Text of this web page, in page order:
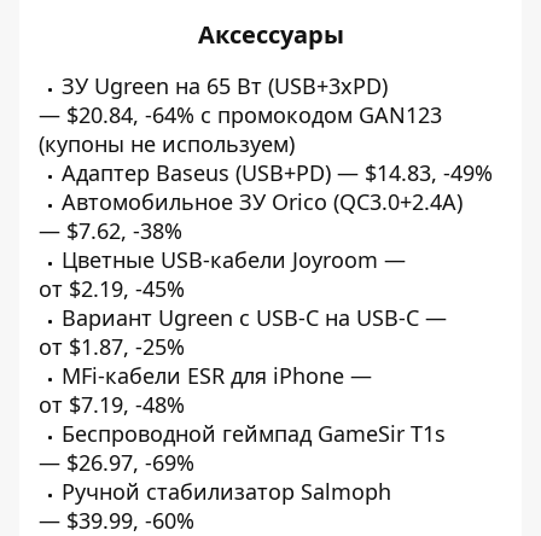
Аксессуары
ЗУ Ugreen на 65 Вт (USB+3xPD)
— $20.84, -64% с промокодом GAN123
(купоны не используем)
Адаптер Baseus (USB+PD) — $14.83, -49%
Автомобильное ЗУ Orico (QC3.0+2.4А)
— $7.62, -38%
Цветные USB-кабели Joyroom —
от $2.19, -45%
Вариант Ugreen с USB-C на USB-C —
от $1.87, -25%
MFi-кабели ESR для iPhone —
от $7.19, -48%
Беспроводной геймпад GameSir T1s
— $26.97, -69%
Ручной стабилизатор Salmoph
— $39.99, -60%